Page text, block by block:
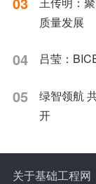
质量发展
04 吕莹：
05
绿智领航
开
关于基础工程网